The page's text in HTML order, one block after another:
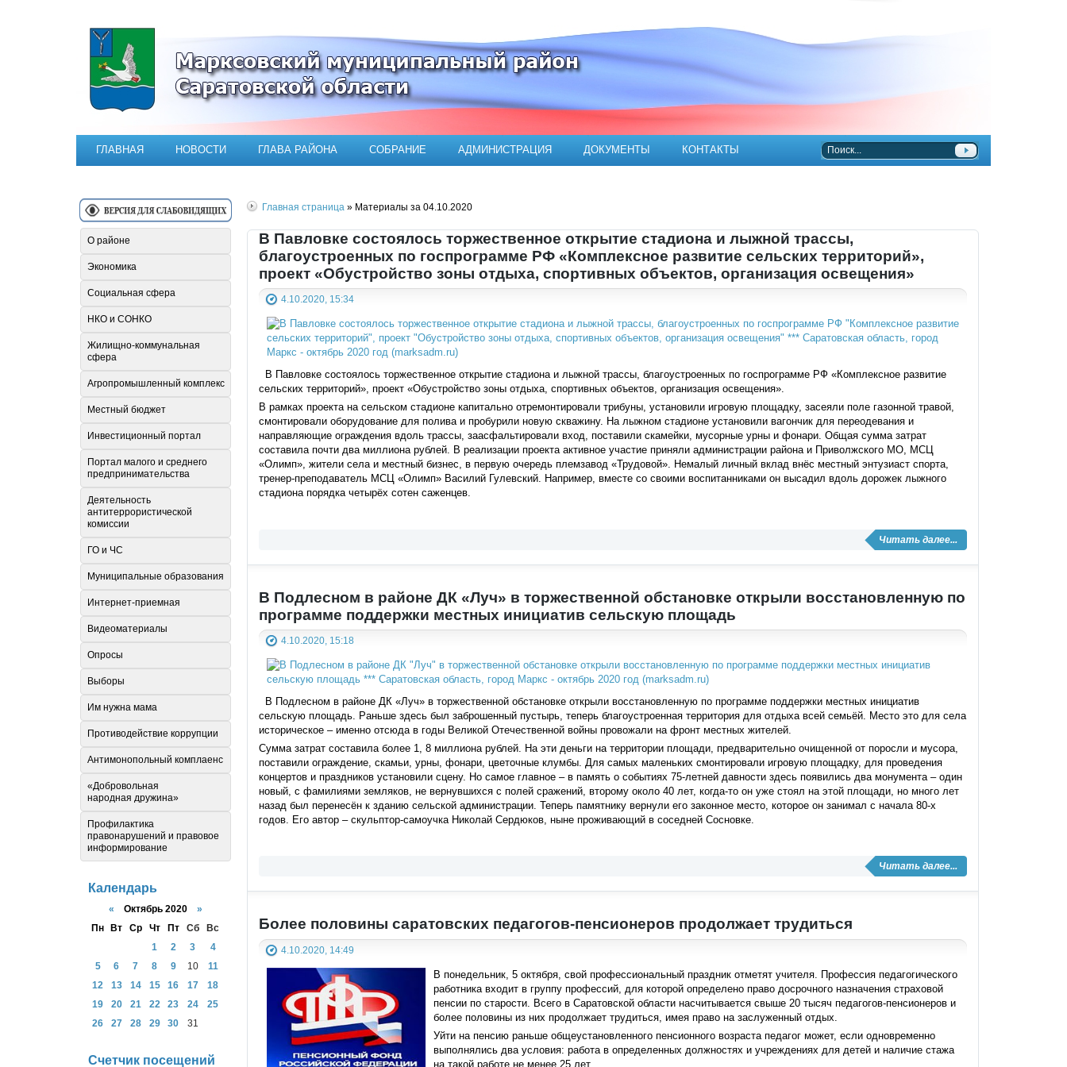
Официальный сайт Марксовского муниципального района
ГЛАВНАЯ НОВОСТИ ГЛАВА РАЙОНА СОБРАНИЕ АДМИНИСТРАЦИЯ ДОКУМЕНТЫ КОНТАКТЫ
Главная страница » Материалы за 04.10.2020
В Павловке состоялось торжественное открытие стадиона и лыжной трассы,
благоустроенных по госпрограмме РФ «Комплексное развитие сельских территорий»,
проект «Обустройство зоны отдыха, спортивных объектов, организация освещения»
4.10.2020, 15:34
В Павловке состоялось торжественное открытие стадиона и лыжной трассы, благоустроенных по госпрограмме РФ «Комплексное развитие
сельских территорий», проект «Обустройство зоны отдыха, спортивных объектов, организация освещения».
В рамках проекта на сельском стадионе капитально отремонтировали трибуны, установили игровую площадку, засеяли поле газонной травой,
смонтировали оборудование для полива и пробурили новую скважину. На лыжном стадионе установили вагончик для переодевания и
направляющие ограждения вдоль трассы, заасфальтировали вход, поставили скамейки, мусорные урны и фонари. Общая сумма затрат
составила почти два миллиона рублей. В реализации проекта активное участие приняли администрации района и Приволжского МО, МСЦ
«Олимп», жители села и местный бизнес, в первую очередь племзавод «Трудовой». Немалый личный вклад внёс местный энтузиаст спорта,
тренер-преподаватель МСЦ «Олимп» Василий Гулевский. Например, вместе со своими воспитанниками он высадил вдоль дорожек лыжного
стадиона порядка четырёх сотен саженцев.
Читать далее...
В Подлесном в районе ДК «Луч» в торжественной обстановке открыли восстановленную по
программе поддержки местных инициатив сельскую площадь
4.10.2020, 15:18
В Подлесном в районе ДК «Луч» в торжественной обстановке открыли восстановленную по программе поддержки местных инициатив
сельскую площадь. Раньше здесь был заброшенный пустырь, теперь благоустроенная территория для отдыха всей семьёй. Место это для села
историческое – именно отсюда в годы Великой Отечественной войны провожали на фронт местных жителей.
Сумма затрат составила более 1, 8 миллиона рублей. На эти деньги на территории площади, предварительно очищенной от поросли и мусора,
поставили ограждение, скамьи, урны, фонари, цветочные клумбы. Для самых маленьких смонтировали игровую площадку, для проведения
концертов и праздников установили сцену. Но самое главное – в память о событиях 75-летней давности здесь появились два монумента – один
новый, с фамилиями земляков, не вернувшихся с полей сражений, второму около 40 лет, когда-то он уже стоял на этой площади, но много лет
назад был перенесён к зданию сельской администрации. Теперь памятнику вернули его законное место, которое он занимал с начала 80-х
годов. Его автор – скульптор-самоучка Николай Сердюков, ныне проживающий в соседней Сосновке.
Читать далее...
Более половины саратовских педагогов-пенсионеров продолжает трудиться
4.10.2020, 14:49
В понедельник, 5 октября, свой профессиональный праздник отметят учителя. Профессия педагогического
работника входит в группу профессий, для которой определено право досрочного назначения страховой
пенсии по старости. Всего в Саратовской области насчитывается свыше 20 тысяч педагогов-пенсионеров и
более половины из них продолжает трудиться, имея право на заслуженный отдых.
Уйти на пенсию раньше общеустановленного пенсионного возраста педагог может, если одновременно
выполнялись два условия: работа в определенных должностях и учреждениях для детей и наличие стажа
на такой работе не менее 25 лет.
О районе
Экономика
Социальная сфера
НКО и СОНКО
Жилищно-коммунальная
сфера
Агропромышленный комплекс
Местный бюджет
Инвестиционный портал
Портал малого и среднего
предпринимательства
Деятельность
антитеррористической
комиссии
ГО и ЧС
Муниципальные образования
Интернет-приемная
Видеоматериалы
Опросы
Выборы
Им нужна мама
Противодействие коррупции
Антимонопольный комплаенс
«Добровольная
народная дружина»
Профилактика
правонарушений и правовое
информирование
Календарь
« Октябрь 2020 »
Пн
Вт Ср Чт Пт Сб
Вс
1
2 3
4
5
6 7 8 9 10
11
12
13 14 15 16 17
18
19
20 21 22 23 24
25
26
27 28 29 30 31
Счетчик посещений